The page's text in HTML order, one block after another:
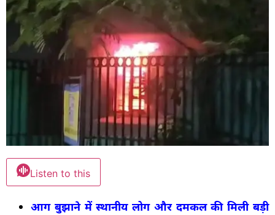
Listen to this
आग बुझाने में स्थानीय लोग और दमकल की मिली बड़ी